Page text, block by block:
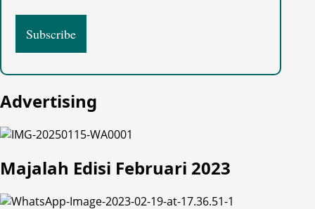
Advertising
Majalah Edisi Februari 2023